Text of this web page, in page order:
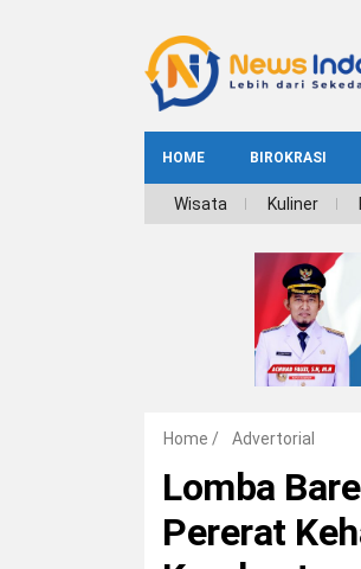
HOME BIROKRASI
INDEKS BIROKRASI
Wisata Kuliner
Home / Advertorial
Lomba
Pererat